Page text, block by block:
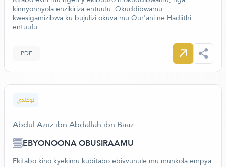
kinnyonnyola enzikiriza entuufu. Okuddibwamu
kwesigamizibwa ku bujulizi okuva mu Qur'ani ne Hadiithi
entuufu.
PDF
لوغندي
Abdul Aziiz ibn Abdallah ibn Baaz
EBYONOONA OBUSIRAAMU
Ekitabo kino kyekimu kubitabo ebivvunule mu munkola empya